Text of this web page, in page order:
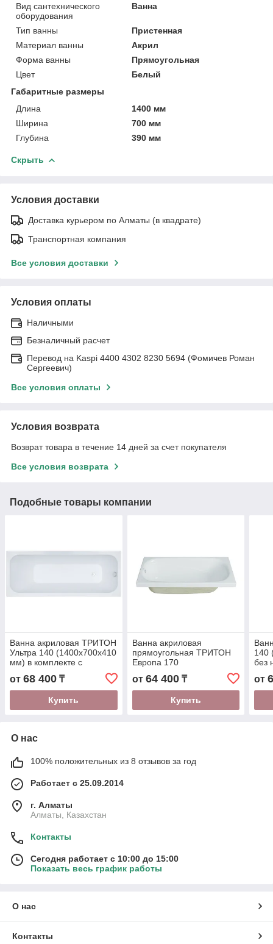
Вид сантехнического
оборудования
Ванна
Тип ванны
Пристенная
Материал ванны
Акрил
Форма ванны
Прямоугольная
Цвет
Белый
Габаритные размеры
Длина
1400 мм
Ширина
700 мм
Глубина
390 мм
Скрыть
Условия доставки
Доставка курьером по Алматы (в квадрате)
Транспортная компания
Все условия доставки
Условия оплаты
Наличными
Безналичный расчет
Перевод на Kaspi 4400 4302 8230 5694 (Фомичев Роман
Сергеевич)
Все условия оплаты
Условия возврата
Возврат товара в течение 14 дней за счет покупателя
Все условия возврата
Подобные товары компании
Ванна акриловая ТРИТОН
Ультра 140 (1400x700х410
мм) в комплекте с
от 68 400 ₸
Купить
Ванна акриловая
прямоугольная ТРИТОН
Европа 170
(1700х700х420 мм)
от 64 400₸
Купить
140
без
от
О нас
100% положительных из 8 отзывов за год
Работает с 25.09.2014
г. Алматы
Алматы, Казахстан
Контакты
Сегодня работает с 10:00 до 15:00
Показать весь график работы
О нас
Контакты